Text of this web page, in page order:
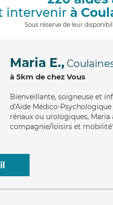
intervenir à
Sous réserve de leur
Maria E.,
à 5km de chez Vous
Bienveillante, soigneuse et
d'Aide Médico-
rénaux ou urologiques, Maria
compagnie/loisirs et